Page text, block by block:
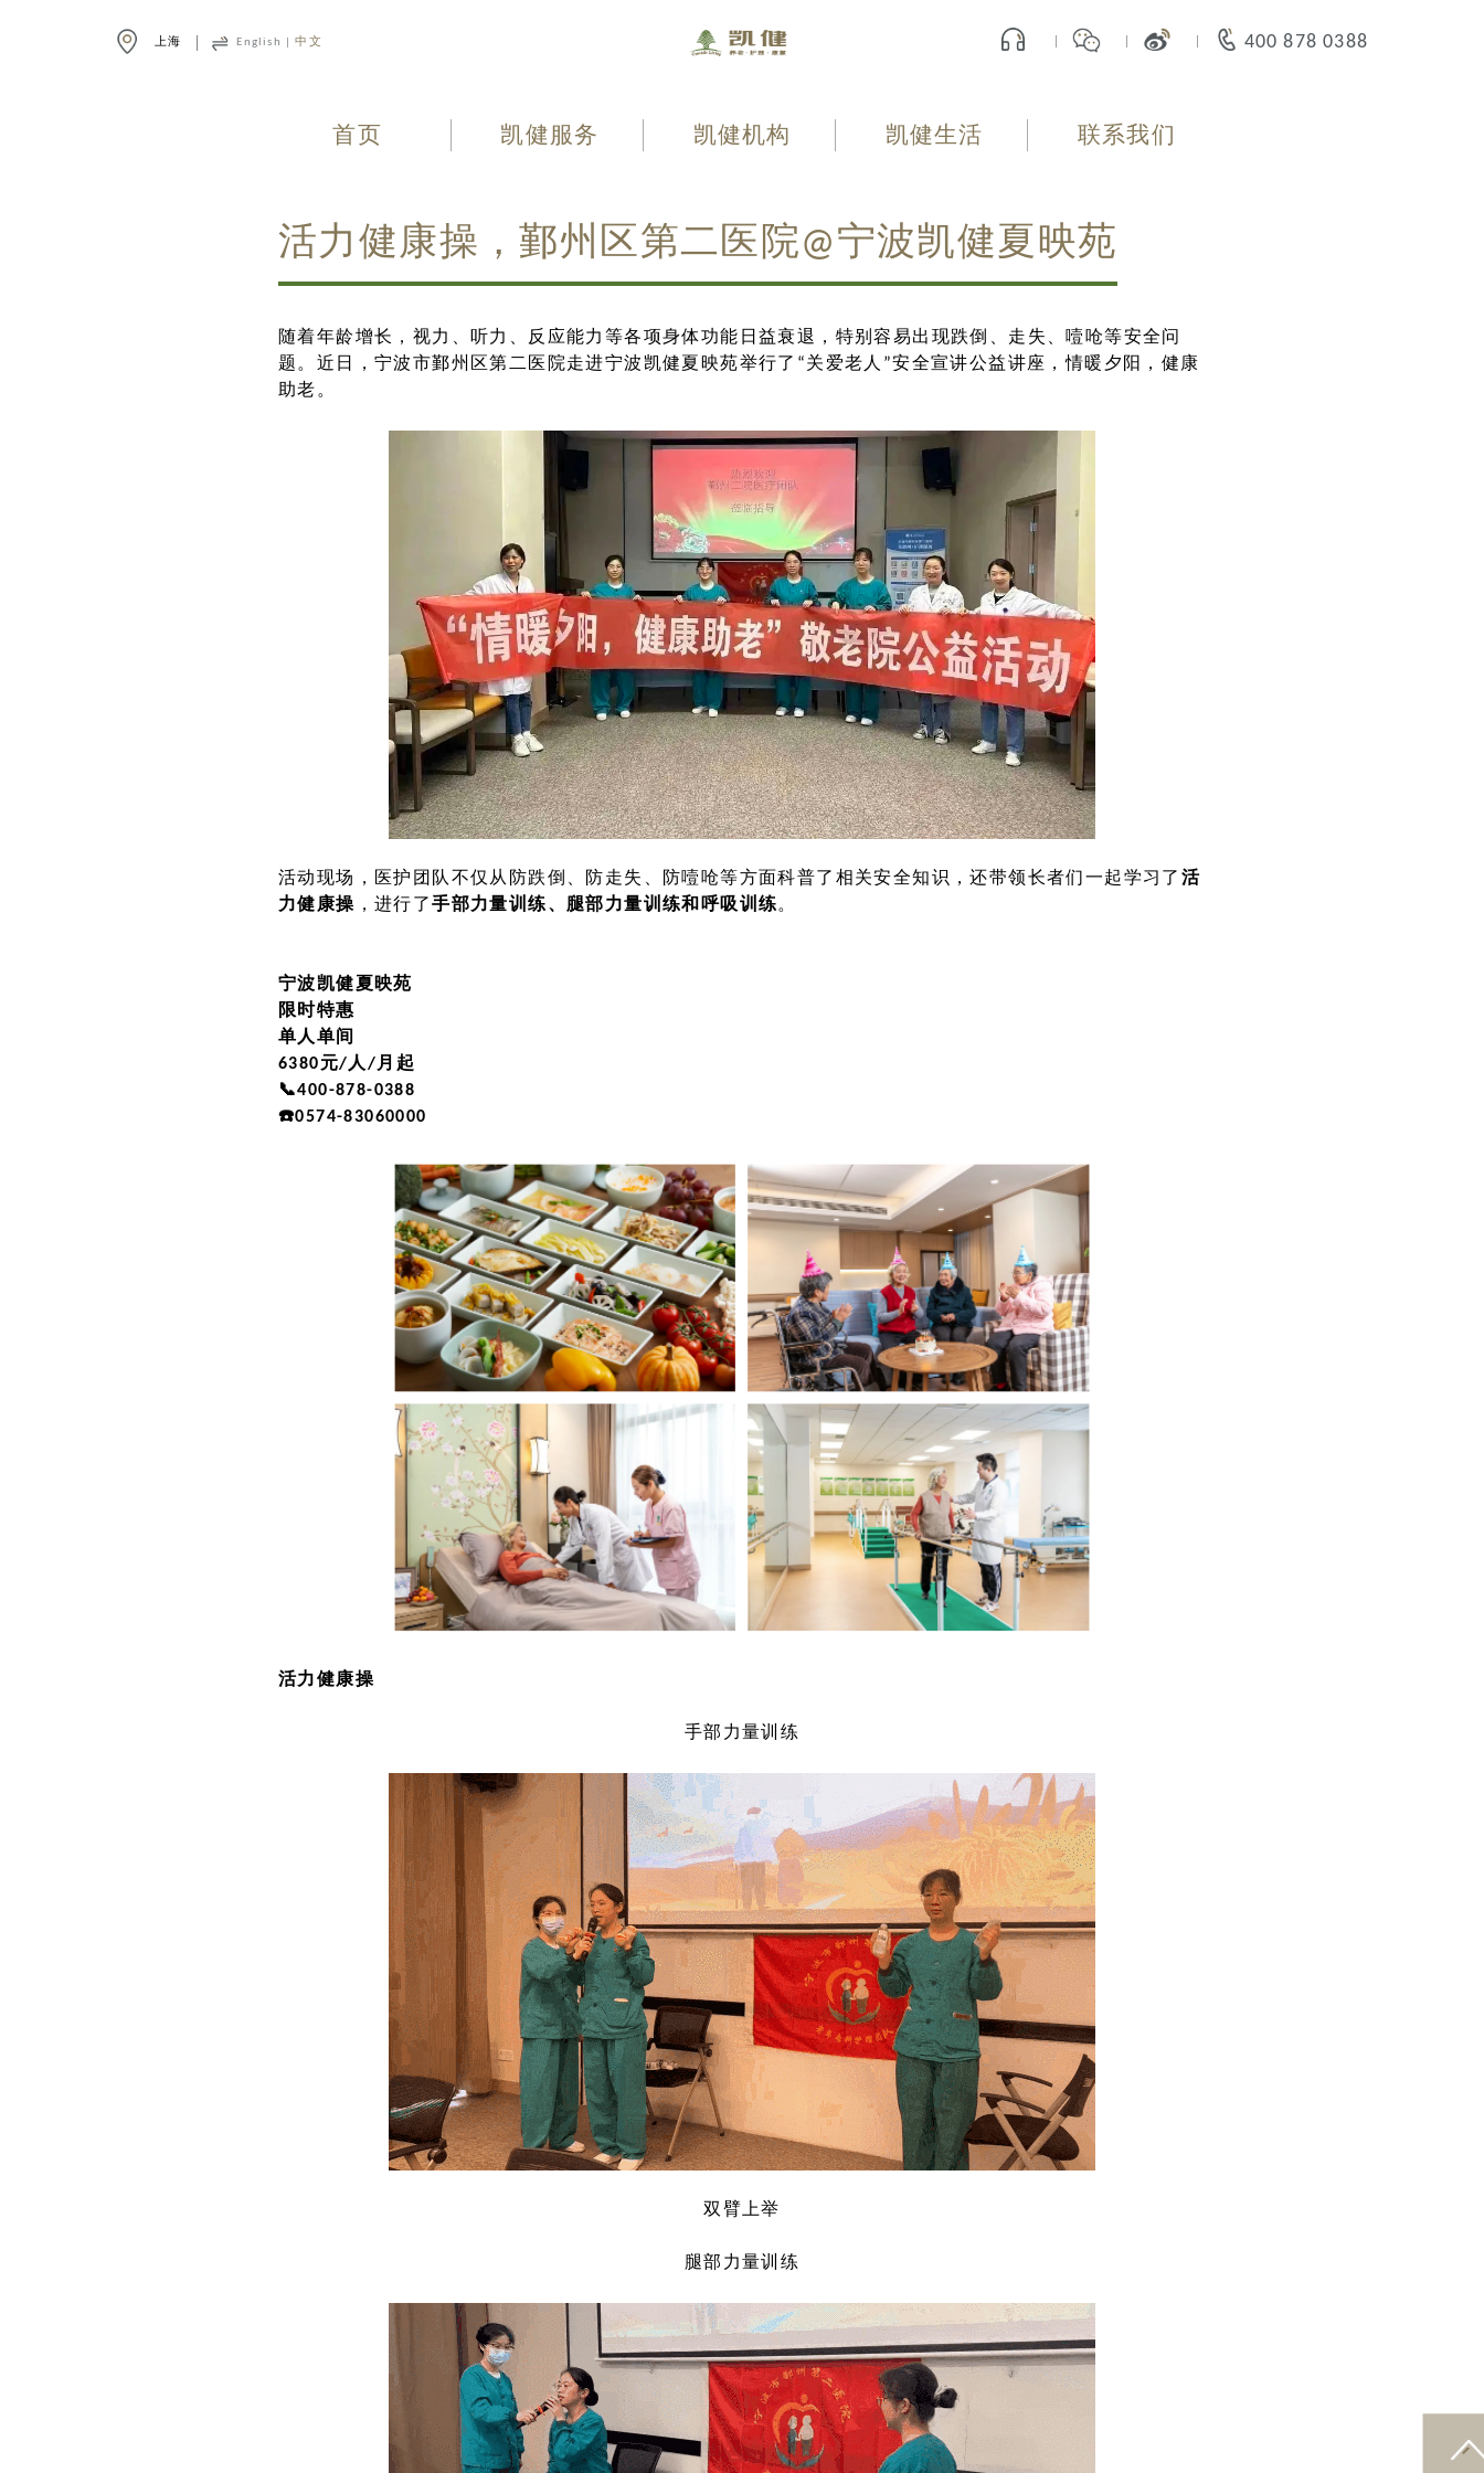
上海 English |中文 400 878 0388
首页 凯健服务 凯健机构 凯健生活 联系我们
活力健康操，鄞州区第二医院@宁波凯健夏映苑
随着年龄增长，视力、听力、反应能力等各项身体功能日益衰退，特别容易出现跌倒、走失、噎呛等安全问
题。近日，宁波市鄞州区第二医院走进宁波凯健夏映苑举行了“关爱老人”安全宣讲公益讲座，情暖夕阳，健康
助老。
活动现场，医护团队不仅从防跌倒、防走失、防噎呛等方面科普了相关安全知识，还带领长者们一起学习了 活
力健康操 ，进行了手部力量训练、腿部力量训练和呼吸训练。
宁波凯健夏映苑
限时特惠
单人单间
6380元/人/月起
📞400-878-0388
☎️0574-83060000
活力健康操
手部力量训练
双臂上举
腿部力量训练